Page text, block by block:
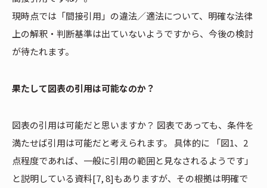
現時点では「間接引用」の違法／適法について、明確な法律
上の解釈・判断基準は出ていないようですから、今後の検討
が待たれます。
果たして図表の引用は可能なのか？
図表の引用は可能だと思いますか？ 図表であっても、条件を
満たせば引用は可能だと考えられます。 具体的に 「図1、2
点程度であれば、一般に引用の範囲と見なされるようです」
と説明している資料[7, 8]もありますが、その根拠は明確で